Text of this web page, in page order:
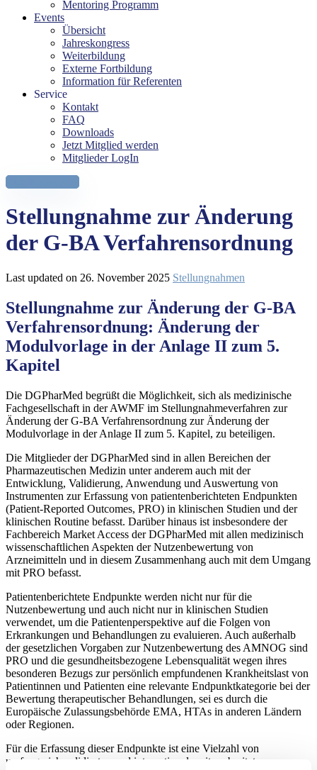
Mentoring Programm
Events
Übersicht
Jahreskongress
Weiterbildung
Externe Fortbildung
Information für Referenten
Service
Kontakt
FAQ
Downloads
Jetzt Mitglied werden
Mitglieder LogIn
Stellungnahme zur Änderung
der G-BA Verfahrensordnung
Last updated on 26. November 2025 Stellungnahmen
Stellungnahme zur Änderung der G-BA
Verfahrensordnung: Änderung der
Modulvorlage in der Anlage II zum 5.
Kapitel
Die DGPharMed begrüßt die Möglichkeit, sich als medizinische
Fachgesellschaft in der AWMF im Stellungnahmeverfahren zur
Änderung der G-BA Verfahrensordnung zur Änderung der
Modulvorlage in der Anlage II zum 5. Kapitel, zu beteiligen.
Die Mitglieder der DGPharMed sind in allen Bereichen der
Pharmazeutischen Medizin unter anderem auch mit der
Entwicklung, Validierung, Anwendung und Auswertung von
Instrumenten zur Erfassung von patientenberichteten Endpunkten
(Patient-Reported Outcomes, PRO) in klinischen Studien und der
klinischen Routine befasst. Darüber hinaus ist insbesondere der
Fachbereich Market Access der DGPharMed mit allen medizinisch
wissenschaftlichen Aspekten der Nutzenbewertung von
Arzneimitteln und in diesem Zusammenhang auch mit dem Umgang
mit PRO befasst.
Patientenberichtete Endpunkte werden nicht nur für die
Nutzenbewertung und auch nicht nur in klinischen Studien
verwendet, um die Patientenperspektive auf die Folgen von
Erkrankungen und Behandlungen zu evaluieren. Auch außerhalb
der gesetzlichen Vorgaben zur Nutzenbewertung des AMNOG sind
PRO und die gesundheitsbezogene Lebensqualität wegen ihres
besonderen Bezugs zur persönlich empfundenen Krankheitslast von
Patientinnen und Patienten eine relevante Endpunktkategorie bei der
Bewertung therapeutischer Behandlungen, sei es durch die
Europäische Zulassungsbehörde EMA, HTAs in anderen Ländern
oder Regionen.
Für die Erfassung dieser Endpunkte ist eine Vielzahl von
umfangreich validierten und international weit verbreiteten